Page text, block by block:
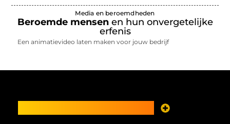
Media en beroemdheden
Beroemde mensenen hun onvergetelijke
erfenis
Een animatievideo laten maken voor jouw bedrijf